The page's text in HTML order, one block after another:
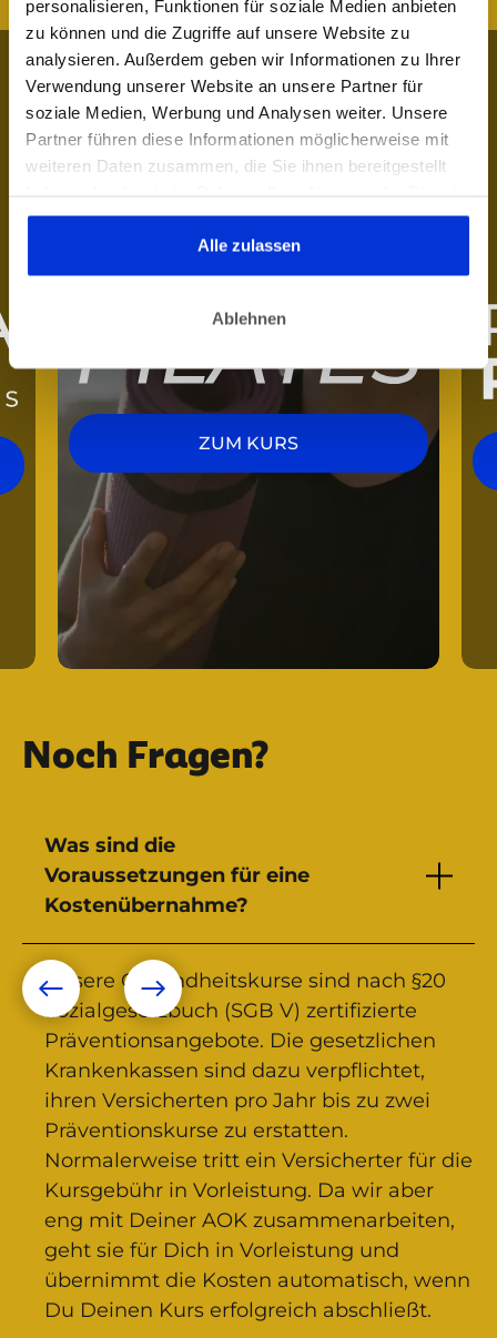
personalisieren, Funktionen für soziale Medien anbieten
zu können und die Zugriffe auf unsere Website zu
analysieren. Außerdem geben wir Informationen zu Ihrer
Verwendung unserer Website an unsere Partner für
soziale Medien, Werbung und Analysen weiter. Unsere
Partner führen diese Informationen möglicherweise mit
weiteren Daten zusammen, die Sie ihnen bereitgestellt
gesammelt haben. Dies gilt auch für Gesundheitsdaten,
die gegebenenfalls für die Kursdurchführung erhoben
werden.
Alle zulassen
Ablehnen
ZUM KURS
Noch Fragen?
Was sind die
Voraussetzungen für eine
Kostenübernahme?
Unsere Gesundheitskurse sind nach §20
Sozialgesetzbuch (SGB V) zertifizierte
Präventionsangebote. Die gesetzlichen
Krankenkassen sind dazu verpflichtet,
ihren Versicherten pro Jahr bis zu zwei
Präventionskurse zu erstatten.
Normalerweise tritt ein Versicherter für die
Kursgebühr in Vorleistung. Da wir aber
eng mit Deiner AOK zusammenarbeiten,
geht sie für Dich in Vorleistung und
übernimmt die Kosten automatisch, wenn
Du Deinen Kurs erfolgreich abschließt.